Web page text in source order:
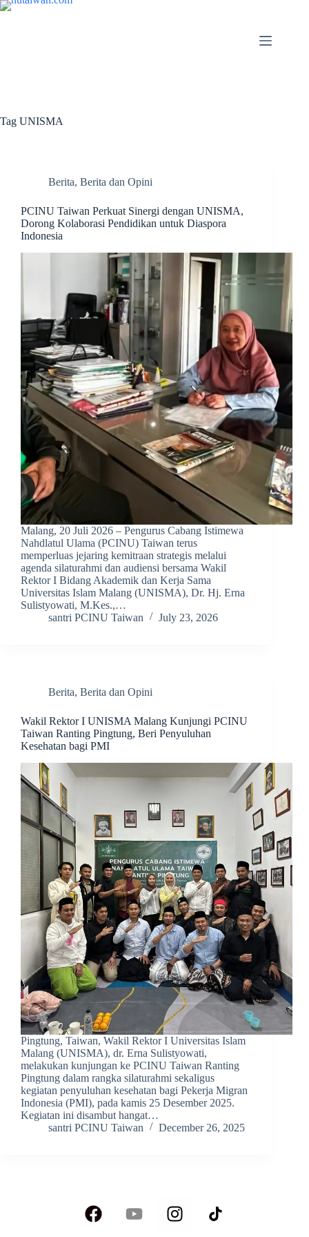
Tag UNISMA
Berita, Berita dan Opini
PCINU Taiwan Perkuat Sinergi dengan UNISMA,
Dorong Kolaborasi Pendidikan untuk Diaspora
Indonesia
Malang, 20 Juli 2026 – Pengurus Cabang Istimewa
Nahdlatul Ulama (PCINU) Taiwan terus
memperluas jejaring kemitraan strategis melalui
agenda silaturahmi dan audiensi bersama Wakil
Rektor I Bidang Akademik dan Kerja Sama
Universitas Islam Malang (UNISMA), Dr. Hj. Erna
Sulistyowati, M.Kes.,…
santri PCINU Taiwan
July 23, 2026
Berita, Berita dan Opini
Wakil Rektor I UNISMA Malang Kunjungi PCINU
Taiwan Ranting Pingtung, Beri Penyuluhan
Kesehatan bagi PMI
Pingtung, Taiwan, Wakil Rektor I Universitas Islam
Malang (UNISMA), dr. Erna Sulistyowati,
melakukan kunjungan ke PCINU Taiwan Ranting
Pingtung dalam rangka silaturahmi sekaligus
kegiatan penyuluhan kesehatan bagi Pekerja Migran
Indonesia (PMI), pada kamis 25 Desember 2025.
Kegiatan ini disambut hangat…
santri PCINU Taiwan
December 26, 2025